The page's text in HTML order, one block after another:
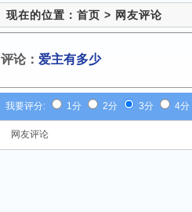
现在的位置： 首页 > 网友评论
评论： 爱主有多少
我要评分: 1分 2分 3分 4分
网友评论